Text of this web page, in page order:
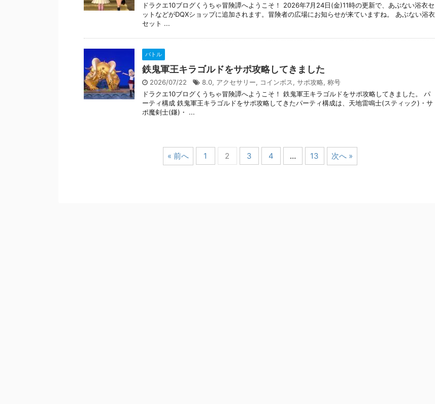
ドラクエ10ブログくうちゃ冒険譚へようこそ！ 2026年7月24日(金)11時の更新で、あぶない浴衣セ
ットなどがDQXショップに追加されます。冒険者の広場にお知らせが来ていますね。 あぶない浴衣
セット ...
バトル
鉄鬼軍王キラゴルドをサポ攻略してきました
2026/07/22 8.0, アクセサリー, コインボス, サポ攻略, 称号
ドラクエ10ブログくうちゃ冒険譚へようこそ！ 鉄鬼軍王キラゴルドをサポ攻略してきました。 パ
ーティ構成 鉄鬼軍王キラゴルドをサポ攻略してきたパーティ構成は、天地雷鳴士(スティック)・サ
ポ魔剣士(鎌)・ ...
« 前へ 1 2 3 4 … 13 次へ »